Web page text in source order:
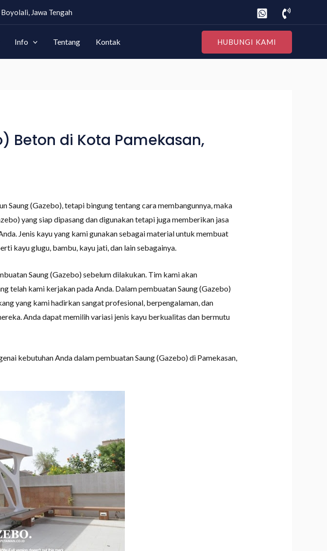
Jawa Tengah
Info Tentang Kontak HUBUNGI KAMI
Beton di Kota Pamekasan,
Saung (Gazebo), tetapi bingung tentang cara membangunnya, maka
yang siap dipasang dan digunakan tetapi juga memberikan jasa
Jenis kayu yang kami gunakan sebagai material untuk membuat
kayu glugu, bambu, kayu jati, dan lain sebagainya.
Saung (Gazebo) sebelum dilakukan. Tim kami akan
telah kami kerjakan pada Anda. Dalam pembuatan Saung (Gazebo)
yang kami hadirkan sangat profesional, berpengalaman, dan
Anda dapat memilih variasi jenis kayu berkualitas dan bermutu
kebutuhan Anda dalam pembuatan Saung (Gazebo) di Pamekasan,